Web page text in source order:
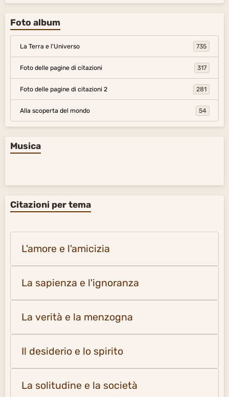
Foto album
La Terra e l'Universo 735
Foto delle pagine di citazioni 317
Foto delle pagine di citazioni 2 281
Alla scoperta del mondo 54
Musica
Citazioni per tema
L'amore e l'amicizia
La sapienza e l'ignoranza
La verità e la menzogna
Il desiderio e lo spirito
La solitudine e la società